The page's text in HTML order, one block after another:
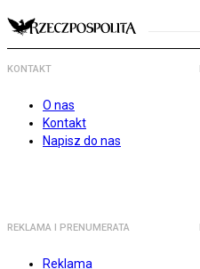
KONTAKT
O nas
Kontakt
Napisz do nas
REKLAMA I PRENUMERATA
Reklama